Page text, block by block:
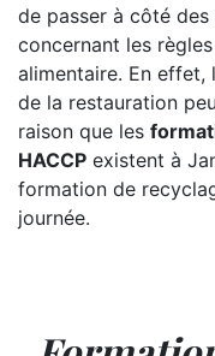
de passer à côté
concernant les
alimentaire. En effet,
de la restauration
raison que les
HACCP existent à
formation de
journée.